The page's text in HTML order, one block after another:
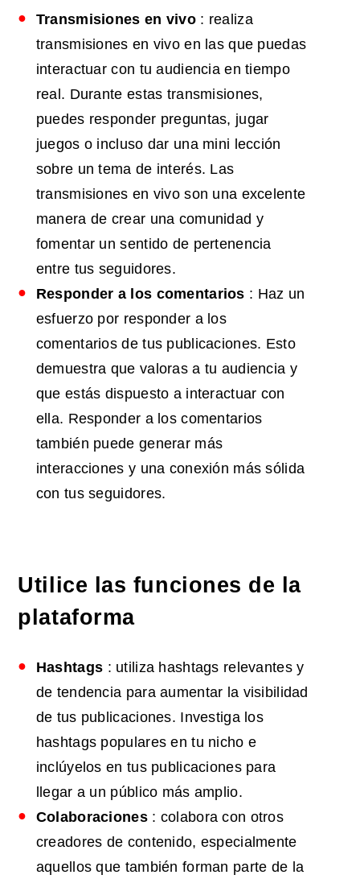
Transmisiones en vivo: realiza
transmisiones en vivo en las que puedas
interactuar con tu audiencia en tiempo
real. Durante estas transmisiones,
puedes responder preguntas, jugar
juegos o incluso dar una mini lección
sobre un tema de interés. Las
transmisiones en vivo son una excelente
manera de crear una comunidad y
fomentar un sentido de pertenencia
entre tus seguidores.
Responder a los comentarios : Haz un
esfuerzo por responder a los
comentarios de tus publicaciones. Esto
demuestra que valoras a tu audiencia y
que estás dispuesto a interactuar con
ella. Responder a los comentarios
también puede generar más
interacciones y una conexión más sólida
con tus seguidores.
Utilice las funciones de la
plataforma
Hashtags : utiliza hashtags relevantes y
de tendencia para aumentar la visibilidad
de tus publicaciones. Investiga los
hashtags populares en tu nicho e
inclúyelos en tus publicaciones para
llegar a un público más amplio.
Colaboraciones: colabora con otros
creadores de contenido, especialmente
aquellos que también forman parte de la